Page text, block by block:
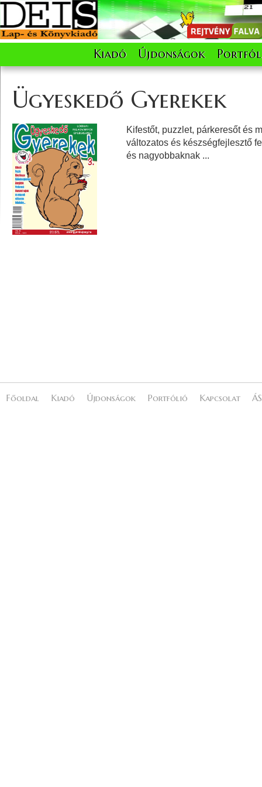
Kiadó Újdonságok
Ügyeskedő Gyerekek
Kifestőt, puzzlet, párkeresőt és
változatos és készségfejlesztő
és nagyobbaknak ...
Főoldal Kiadó Újdonságok Portfólió Kapcsolat